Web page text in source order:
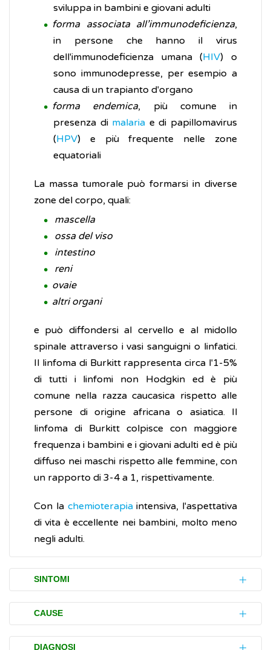
sviluppa in bambini e giovani adulti
forma associata all’immunodeficienza,
in persone che hanno il virus
dell'immunodeficienza umana (HIV) o
sono immunodepresse, per esempio a
causa di un trapianto d'organo
forma endemica, più comune in
presenza di malaria e di papillomavirus
(HPV) e più frequente nelle zone
equatoriali
La massa tumorale può formarsi in diverse
zone del corpo, quali:
mascella
ossa del viso
intestino
reni
ovaie
altri organi
e può diffondersi al cervello e al midollo
spinale attraverso i vasi sanguigni o linfatici.
Il linfoma di Burkitt rappresenta circa l'1-5%
di tutti i linfomi non Hodgkin ed è più
comune nella razza caucasica rispetto alle
persone di origine africana o asiatica. Il
linfoma di Burkitt colpisce con maggiore
frequenza i bambini e i giovani adulti ed è più
diffuso nei maschi rispetto alle femmine, con
un rapporto di 3-4 a 1, rispettivamente.
Con la chemioterapiaintensiva, l'aspettativa
di vita è eccellente nei bambini, molto meno
negli adulti.
SINTOMI
Di solito, la
Burkitt è legata al virus Epstein Barr (EBV) e
si presenta sotto forma di un tumore
CAUSE
Ilinfomi non-Hodgkin
DIAGNOSI